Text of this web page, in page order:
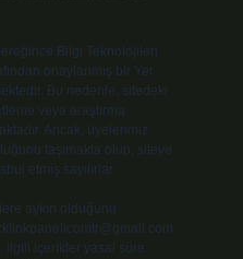
Bilgi Teknolojileri
onaylanmış bir Yer
Bu nedenle, sitedeki
veya araştırma
Ancak, üyelerimiz
taşımakta olup, siteye
etmiş sayılırlar.
aykırı olduğunu
ilgili içerikler yasal süre